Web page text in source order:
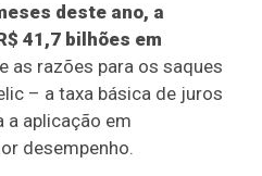
deste ano, a
41,7 bilhões em
as razões para os saques
– a taxa básica de juros
a aplicação em
desempenho.